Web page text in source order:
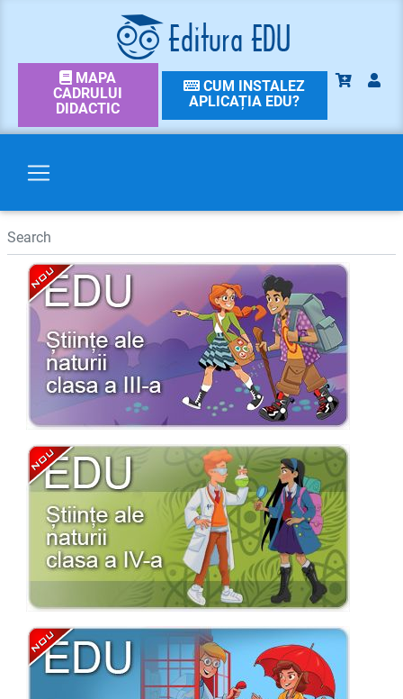
MAPA
CADRULUI
DIDACTIC
CUM INSTALEZ
APLICAȚIA EDU?